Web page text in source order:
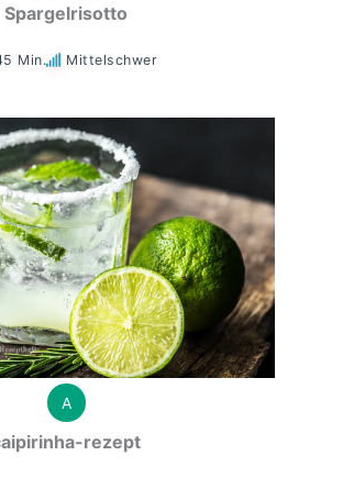
Spargelrisotto
Min. Mittelschwer
A
rezept